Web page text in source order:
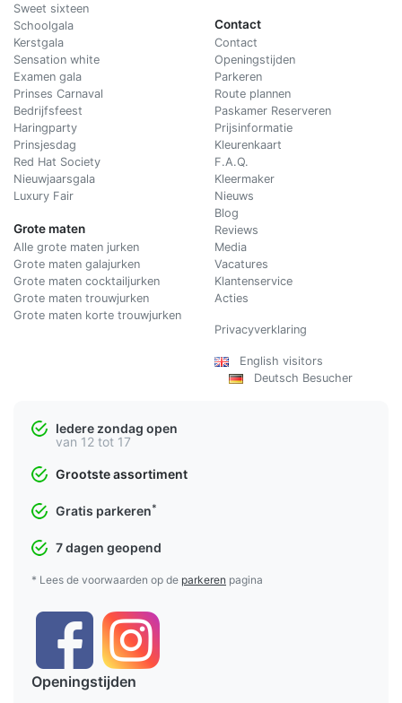
Sweet sixteen
Schoolgala
Kerstgala
Sensation white
Examen gala
Prinses Carnaval
Bedrijfsfeest
Haringparty
Prinsjesdag
Red Hat Society
Nieuwjaarsgala
Luxury Fair
Grote maten
Alle grote maten jurken
Grote maten galajurken
Grote maten cocktailjurken
Grote maten trouwjurken
Grote maten korte trouwjurken
Contact
Contact
Openingstijden
Parkeren
Route plannen
Paskamer Reserveren
Prijsinformatie
Kleurenkaart
F.A.Q.
Kleermaker
Nieuws
Blog
Reviews
Media
Vacatures
Klantenservice
Acties
Privacyverklaring
English visitors
Deutsch Besucher
Iedere zondag open
van 12 tot 17
Grootste assortiment
Gratis parkeren*
7 dagen geopend
* Lees de voorwaarden op de parkeren pagina
Openingstijden